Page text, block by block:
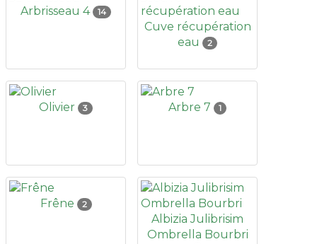
Arbrisseau 4 14
Cuve récupération
eau
2
Olivier 3 Arbre 7 1
Frêne 2
Albizia Julibrisim
Ombrella Bourbri